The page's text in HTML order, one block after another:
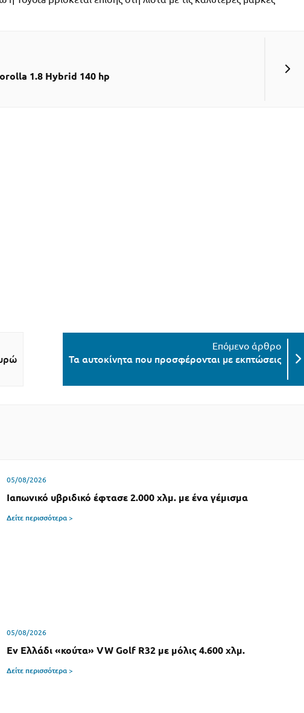
1.8 Hybrid 140 hp
Τα αυτοκίνητα που προσφέρονται με εκπτώσεις
05/08/2026
Ιαπωνικό υβριδικό έφτασε 2.000 χλμ. με ένα γέμισμα
Δείτε περισσότερα >
05/08/2026
Εν Ελλάδι «κούτα» VW Golf R32 με μόλις 4.600 χλμ.
Δείτε περισσότερα >